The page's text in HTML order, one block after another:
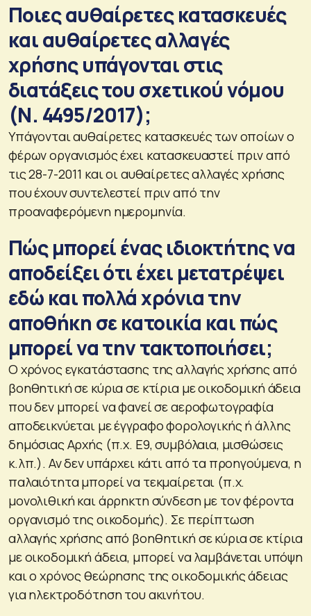
Ποιες αυθαίρετες κατασκευές
και αυθαίρετες αλλαγές
χρήσης υπάγονται στις
διατάξεις του σχετικού νόμου
(Ν. 4495/2017);
Υπάγονται αυθαίρετες κατασκευές των οποίων ο
φέρων οργανισμός έχει κατασκευαστεί πριν από
τις 28-7-2011 και οι αυθαίρετες αλλαγές χρήσης
που έχουν συντελεστεί πριν από την
προαναφερόμενη ημερομηνία.
Πώς μπορεί ένας ιδιοκτήτης να
αποδείξει ότι έχει μετατρέψει
εδώ και πολλά χρόνια την
αποθήκη σε κατοικία και πώς
μπορεί να την τακτοποιήσει;
Ο χρόνος εγκατάστασης της αλλαγής χρήσης από
βοηθητική σε κύρια σε κτίρια με οικοδομική άδεια
που δεν μπορεί να φανεί σε αεροφωτογραφία
αποδεικνύεται με έγγραφο φορολογικής ή άλλης
δημόσιας Αρχής (π.χ. Ε9, συμβόλαια, μισθώσεις
κ.λπ.). Αν δεν υπάρχει κάτι από τα προηγούμενα, η
παλαιότητα μπορεί να τεκμαίρεται (π.χ.
μονολιθική και άρρηκτη σύνδεση με τον φέροντα
οργανισμό της οικοδομής). Σε περίπτωση
αλλαγής χρήσης από βοηθητική σε κύρια σε κτίρια
με οικοδομική άδεια, μπορεί να λαμβάνεται υπόψη
και ο χρόνος θεώρησης της οικοδομικής άδειας
για ηλεκτροδότηση του ακινήτου.